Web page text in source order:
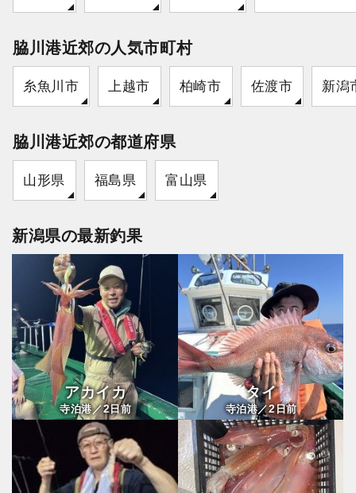
脇川港近郊の人気市町村
糸魚川市 上越市 柏崎市 佐渡市 新潟
脇川港近郊の都道府県
山形県 福島県 富山県
新潟県の最新釣果
アカイカ
寺泊港／2日前
タイ
寺泊港／2日前